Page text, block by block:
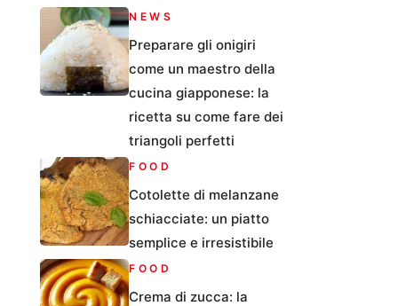
NEWS
Preparare gli onigiri
come un maestro della
cucina giapponese: la
ricetta su come fare dei
triangoli perfetti
FOOD
Cotolette di melanzane
schiacciate: un piatto
semplice e irresistibile
FOOD
Crema di zucca: la